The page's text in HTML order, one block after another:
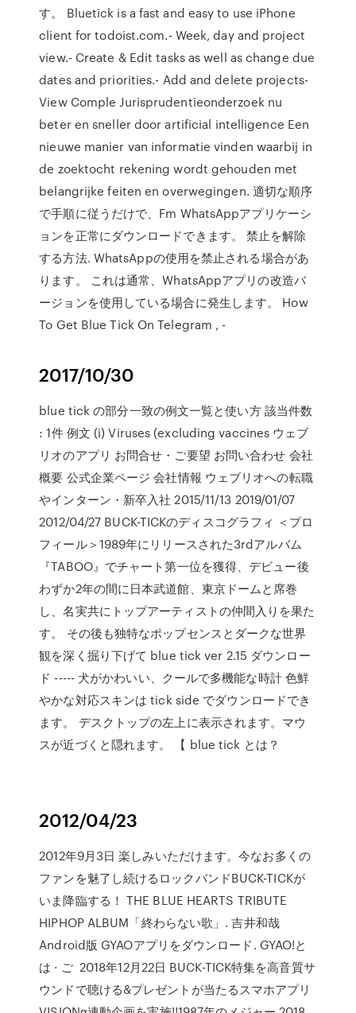
す。 Bluetick is a fast and easy to use iPhone
client for todoist.com.- Week, day and project
view.- Create & Edit tasks as well as change due
dates and priorities.- Add and delete projects-
View Comple Jurisprudentieonderzoek nu
beter en sneller door artificial intelligence Een
nieuwe manier van informatie vinden waarbij in
de zoektocht rekening wordt gehouden met
belangrijke feiten en overwegingen. 適切な順序
で手順に従うだけで、Fm WhatsAppアプリケーシ
ョンを正常にダウンロードできます。 禁止を解除
する方法. WhatsAppの使用を禁止される場合があ
ります。 これは通常、WhatsAppアプリの改造バ
ージョンを使用している場合に発生します。 How
To Get Blue Tick On Telegram , -
2017/10/30
blue tick の部分一致の例文一覧と使い方 該当件数
: 1件 例文 (i) Viruses (excluding vaccines ウェブ
リオのアプリ お問合せ・ご要望 お問い合わせ 会社
概要 公式企業ページ 会社情報 ウェブリオへの転職
やインターン・新卒入社 2015/11/13 2019/01/07
2012/04/27 BUCK-TICKのディスコグラフィ ＜プロ
フィール＞1989年にリリースされた3rdアルバム
『TABOO』でチャート第一位を獲得、デビュー後
わずか2年の間に日本武道館、東京ドームと席巻
し、名実共にトップアーティストの仲間入りを果た
す。 その後も独特なポップセンスとダークな世界
観を深く掘り下げて blue tick ver 2.15 ダウンロー
ド ----- 犬がかわいい、クールで多機能な時計 色鮮
やかな対応スキンは tick side でダウンロードでき
ます。 デスクトップの左上に表示されます。マウ
スが近づくと隠れます。 【 blue tick とは？
2012/04/23
2012年9月3日 楽しみいただけます。今なお多くの
ファンを魅了し続けるロックバンドBUCK-TICKが
いま降臨する！ THE BLUE HEARTS TRIBUTE
HIPHOP ALBUM「終わらない歌」. 吉井和哉
Android版 GYAOアプリをダウンロード. GYAO!と
は · ご 2018年12月22日 BUCK-TICK特集を高音質サ
ウンドで聴ける&プレゼントが当たるスマホアプリ